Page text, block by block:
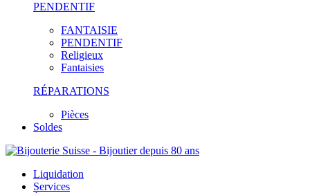
PENDENTIF
FANTAISIE
PENDENTIF
Religieux
Fantaisies
RÉPARATIONS
Pièces
Soldes
Liquidation
Services